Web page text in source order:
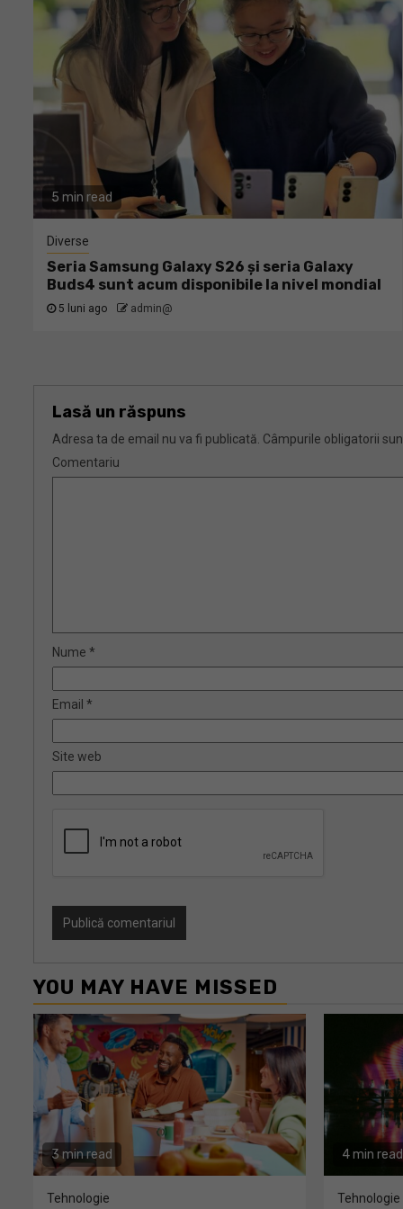
5 min read
Diverse
Seria Samsung Galaxy S26 și seria Galaxy
Buds4 sunt acum disponibile la nivel mondial
5 luni ago admin@
Lasă un răspuns
Adresa ta de email nu va fi publicată. Câmpurile obligatorii
Comentariu
Nume *
Email *
Site web
YOU MAY HAVE MISSED
3 min read
Tehnologie
4 min read
Tehnologie